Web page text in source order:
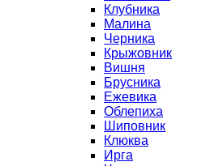
Клубника
Малина
Черника
Крыжовник
Вишня
Брусника
Ежевика
Облепиха
Шиповник
Клюква
Ирга